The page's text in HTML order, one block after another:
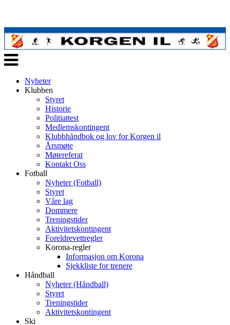
Veksle
navigasjon
Nyheter
Klubben
Styret
Historie
Politiattest
Medlemskontingent
Klubbhåndbok og lov for Korgen il
Årsmøte
Møtereferat
Kontakt Oss
Fotball
Nyheter (Fotball)
Styret
Våre lag
Dommere
Treningstider
Aktivitetskontingent
Foreldrevettregler
Korona-regler
Informasjon om Korona
Sjekkliste for trenere
Håndball
Nyheter (Håndball)
Styret
Treningstider
Aktivitetskontingent
Ski